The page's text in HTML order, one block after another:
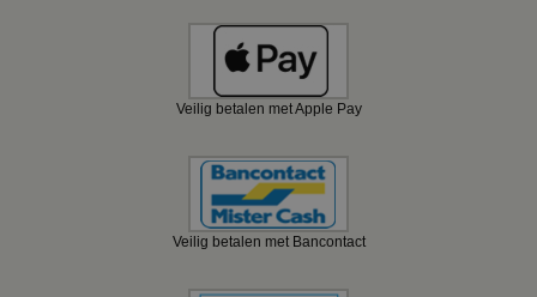
Veilig betalen met Apple Pay
Veilig betalen met Bancontact